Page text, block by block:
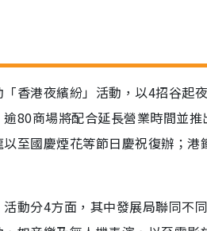
香港夜繽紛」活動，以4招谷起
80商場將配合延長營業時間並
至國慶煙花等節日慶祝復辦；
活動分4方面，其中發展局聯同